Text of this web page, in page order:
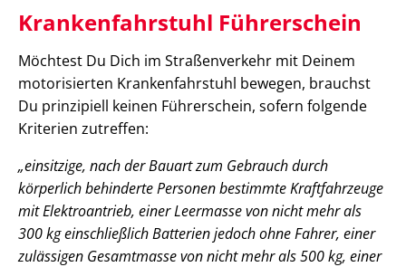
Krankenfahrstuhl Führerschein
Möchtest Du Dich im Straßenverkehr mit Deinem
motorisierten Krankenfahrstuhl bewegen, brauchst
Du prinzipiell keinen Führerschein, sofern folgende
Kriterien zutreffen:
„einsitzige, nach der Bauart zum Gebrauch durch
körperlich behinderte Personen bestimmte Kraftfahrzeuge
mit Elektroantrieb, einer Leermasse von nicht mehr als
300 kg einschließlich Batterien jedoch ohne Fahrer, einer
zulässigen Gesamtmasse von nicht mehr als 500 kg, einer